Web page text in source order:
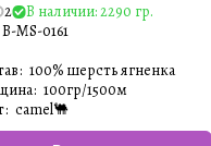
2
В наличии: 2290 гр.
B-MS-0161
: 100% шерсть ягненка
: 100гр/1500м
: camel🐫